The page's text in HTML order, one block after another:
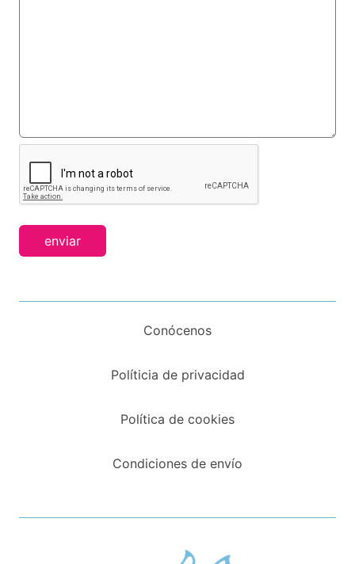
enviar
Conócenos
Políticia de privacidad
Política de cookies
Condiciones de envío